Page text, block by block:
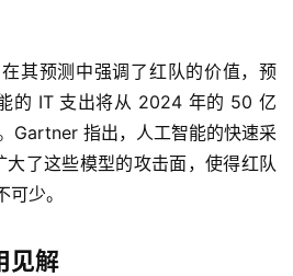
其预测中强调了红队的价值，预
的 IT 支出将从 2024 年的 50 亿
Gartner 指出，人工智能的快速采
了这些模型的攻击面，使得红队
少。
见解